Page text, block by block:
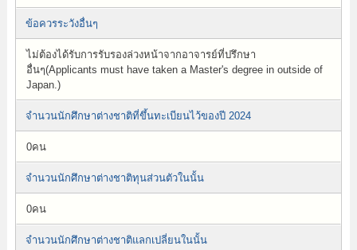
ข้อควรระวังอื่นๆ
ไม่ต้องได้รับการรับรองล่วงหน้าจากอาจารย์ที่ปรึกษา
อื่นๆ(Applicants must have taken a Master's degree in outside of
Japan.)
จำนวนนักศึกษาต่างชาติที่ขึ้นทะเบียนไว้ของปี 2024
0คน
จำนวนนักศึกษาต่างชาติทุนส่วนตัวในนั้น
0คน
จำนวนนักศึกษาต่างชาติแลกเปลี่ยนในนั้น